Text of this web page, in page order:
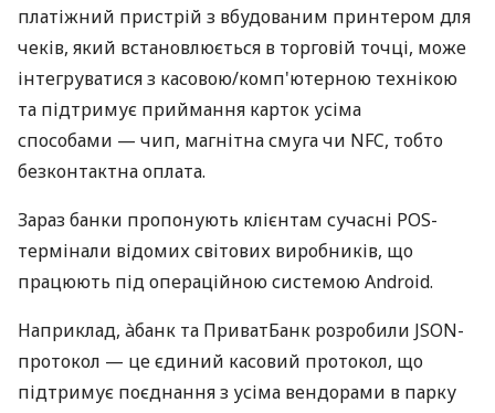
платіжний пристрій з вбудованим принтером для
чеків, який встановлюється в торговій точці, може
інтегруватися з касовою/комп'ютерною технікою
та підтримує приймання карток усіма
способами — чип, магнітна смуга чи NFC, тобто
безконтактна оплата.
Зараз банки пропонують клієнтам сучасні POS-
термінали відомих світових виробників, що
працюють під операційною системою Android.
Наприклад, àбанк та ПриватБанк розробили JSON-
протокол — це єдиний касовий протокол, що
підтримує поєднання з усіма вендорами в парку